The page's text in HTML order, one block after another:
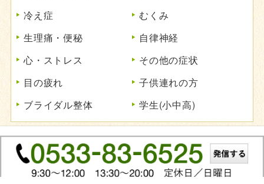
冷え症
むくみ
生理痛・便秘
自律神経
心・ストレス
その他の症状
目の疲れ
子供連れの方
ブライダル整体
学生(小中高)
Copyright © 2022 豊川整体 All Rights Reserved.